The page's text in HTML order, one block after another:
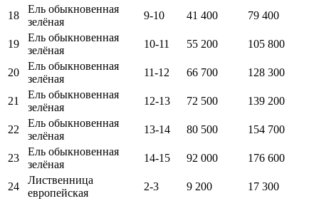
18
Ель обыкновенная
зелёная
9-10 41 400 79 400
19
Ель обыкновенная
зелёная
10-11 55 200 105 800
20
Ель обыкновенная
зелёная
11-12 66 700 128 300
21
Ель обыкновенная
зелёная
12-13 72 500 139 200
22
Ель обыкновенная
зелёная
13-14 80 500 154 700
23
Ель обыкновенная
зелёная
14-15 92 000 176 600
24
Лиственница
европейская
2-3 9 200 17 300